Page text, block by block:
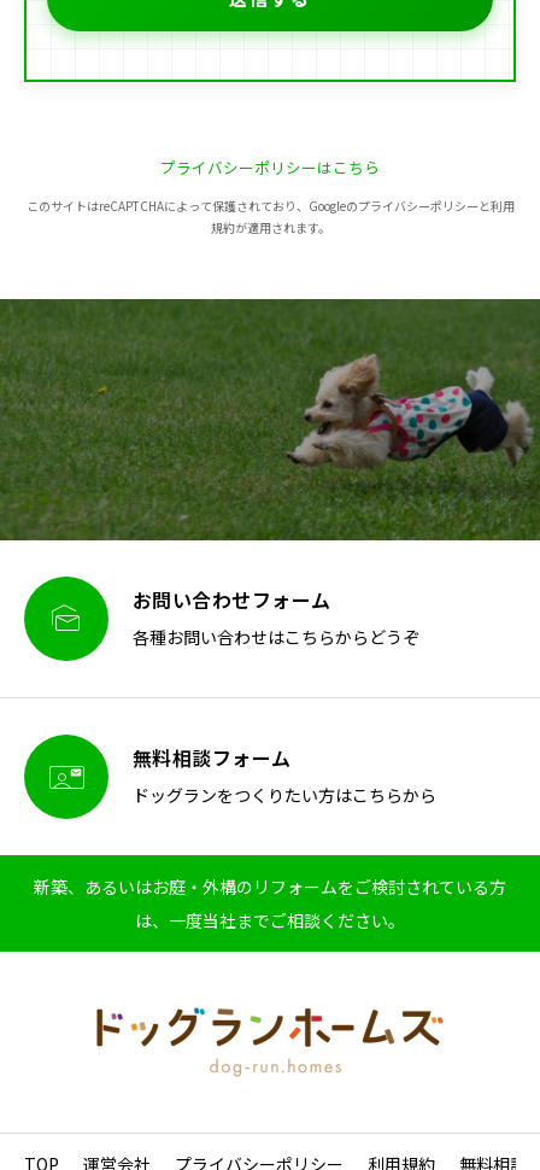
プライバシーポリシーはこちら
このサイトはreCAPTCHAによって保護されており、Googleのプライバシーポリシーと利用
規約が適用されます。
 お問い合わせフォーム
各種お問い合わせはこちらからどうぞ
 無料相談フォーム
ドッグランをつくりたい方はこちらから
新築、あるいはお庭・外構のリフォームをご検討されている方
は、一度当社までご相談ください。
TOP 運営会社 プライバシーポリシー 利用規約 無料相談